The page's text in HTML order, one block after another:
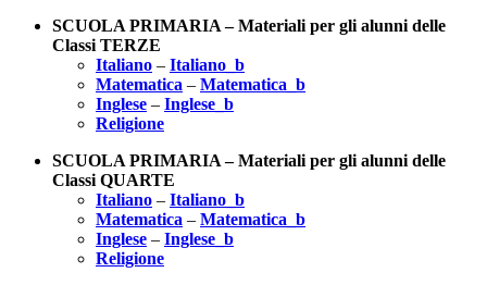
SCUOLA PRIMARIA – Materiali per gli alunni delle
Classi TERZE
Italiano – Italiano_b
Matematica – Matematica_b
Inglese – Inglese_b
Religione
SCUOLA PRIMARIA – Materiali per gli alunni delle
Classi QUARTE
Italiano – Italiano_b
Matematica – Matematica_b
Inglese – Inglese_b
Religione